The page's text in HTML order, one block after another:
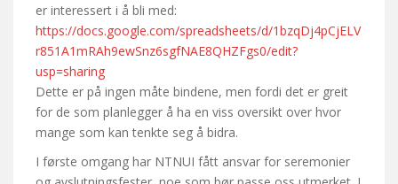
er interessert i å bli med:
https://docs.google.com/spreadsheets/d/1bzqDj4pCjELV
r851A1mRAh9ewSnz6sgfNAE8QHZFgs0/edit?
usp=sharing
Dette er på ingen måte bindene, men fordi det er greit
for de som planlegger å ha en viss oversikt over hvor
mange som kan tenkte seg å bidra.
I første omgang har NTNUI fått ansvar for seremonier